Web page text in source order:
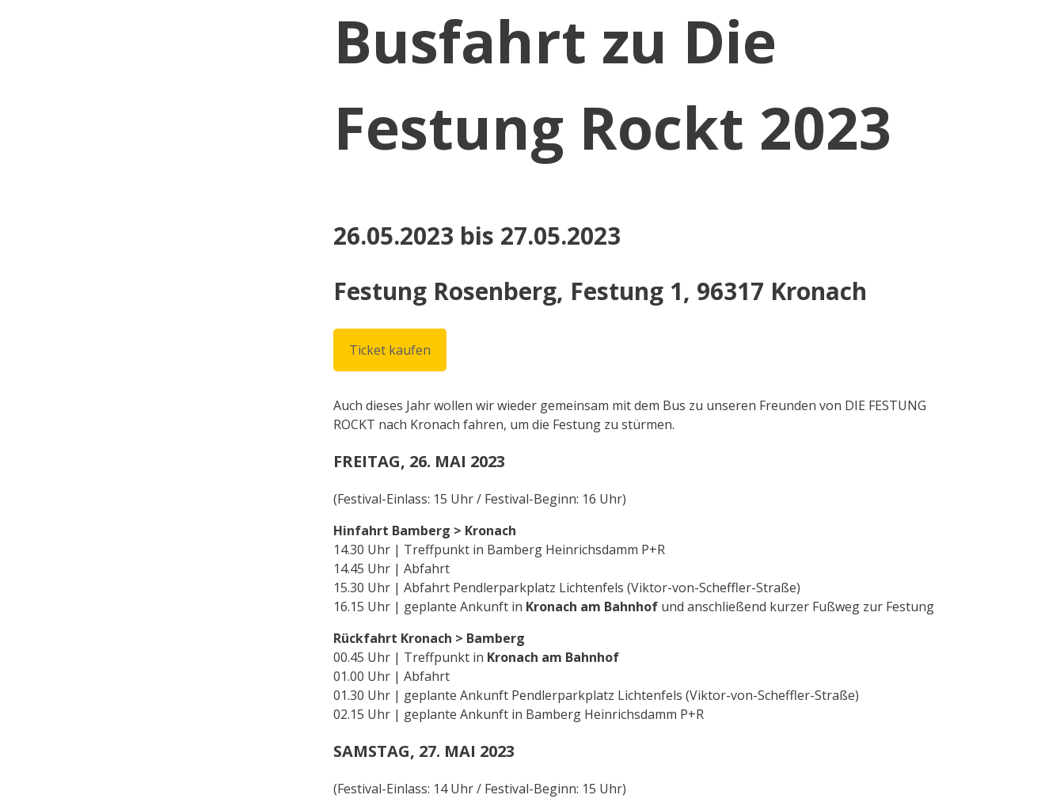
Busfahrt zu Die
Festung Rockt 2023
26.05.2023 bis 27.05.2023
Festung Rosenberg, Festung 1, 96317 Kronach
Ticket kaufen
Auch dieses Jahr wollen wir wieder gemeinsam mit dem Bus zu unseren Freunden von DIE FESTUNG
ROCKT nach Kronach fahren, um die Festung zu stürmen.
FREITAG, 26. MAI 2023
(Festival-Einlass: 15 Uhr / Festival-Beginn: 16 Uhr)
Hinfahrt Bamberg > Kronach
14.30 Uhr | Treffpunkt in Bamberg Heinrichsdamm P+R
14.45 Uhr | Abfahrt
15.30 Uhr | Abfahrt Pendlerparkplatz Lichtenfels (Viktor-von-Scheffler-Straße)
16.15 Uhr | geplante Ankunft in Kronach am Bahnhof und anschließend kurzer Fußweg zur Festung
Rückfahrt Kronach > Bamberg
00.45 Uhr | Treffpunkt in Kronach am Bahnhof
01.00 Uhr | Abfahrt
01.30 Uhr | geplante Ankunft Pendlerparkplatz Lichtenfels (Viktor-von-Scheffler-Straße)
02.15 Uhr | geplante Ankunft in Bamberg Heinrichsdamm P+R
SAMSTAG, 27. MAI 2023
(Festival-Einlass: 14 Uhr / Festival-Beginn: 15 Uhr)